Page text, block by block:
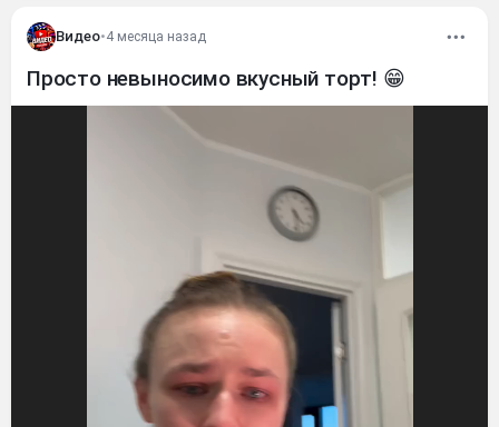
Видео•4 месяца назад
Просто невыносимо вкусный торт! 😁